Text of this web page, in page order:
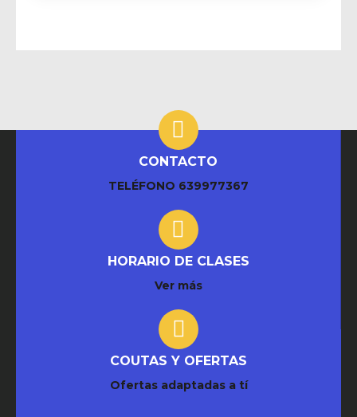
CONTACTO
TELÉFONO 639977367
HORARIO DE CLASES
Ver más
COUTAS Y OFERTAS
Ofertas adaptadas a tí